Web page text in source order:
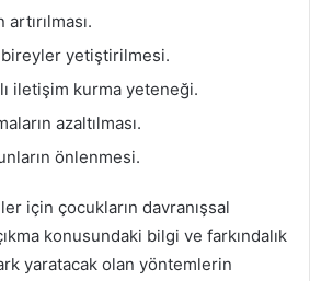
yetiştirilmesi.
iletişim kurma yeteneği.
azaltılması.
önlenmesi.
için çocukların davranışsal
konusundaki bilgi ve farkındalık
yaratacak olan yöntemlerin